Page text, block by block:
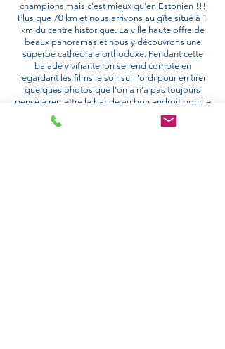
champions mais c'est mieux qu'en Estonien !!!
Plus que 70 km et nous arrivons au gîte situé à 1
km du centre historique. La ville haute offre de
beaux panoramas et nous y découvrons une
superbe cathédrale orthodoxe. Pendant cette
balade vivifiante, on se rend compte en
regardant les films le soir sur l'ordi pour en tirer
quelques photos que l'on a n'a pas toujours
pensé à remettre la bande au bon endroit pour le
lendemain. Entre autre la journée de Vilnius est
passée à la trappe. Un peu en colère sur ce coup